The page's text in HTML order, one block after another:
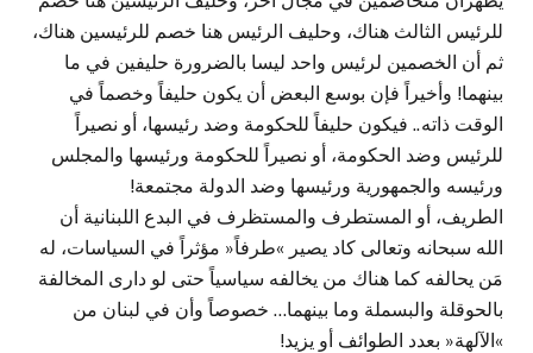
للرئيس الثالث هناك، وحليف الرئيس هنا خصم للرئيسين هناك،
ثم أن الخصمين لرئيس واحد ليسا بالضرورة حليفين في ما
بينهما! وأخيراً فإن بوسع البعض أن يكون حليفاً وخصماً في
الوقت ذاته.. فيكون حليفاً للحكومة وضد رئيسها، أو نصيراً
للرئيس وضد الحكومة، أو نصيراً للحكومة ورئيسها والمجلس
ورئيسه والجمهورية ورئيسها وضد الدولة مجتمعة!
الطريف، أو المستطرف والمستظرف في البدع اللبنانية أن
الله سبحانه وتعالى كاد يصير »طرفاً« مؤثراً في السياسات، له
مَن يحالفه كما هناك من يخالفه سياسياً حتى لو دارى المخالفة
بالحوقلة والبسملة وما بينهما… خصوصاً وأن في لبنان من
»الآلهة« بعدد الطوائف أو يزيد!